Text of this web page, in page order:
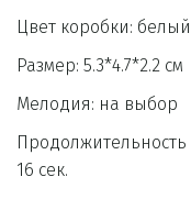
Цвет
Размер:
Мелодия: на выбор
16 сек.